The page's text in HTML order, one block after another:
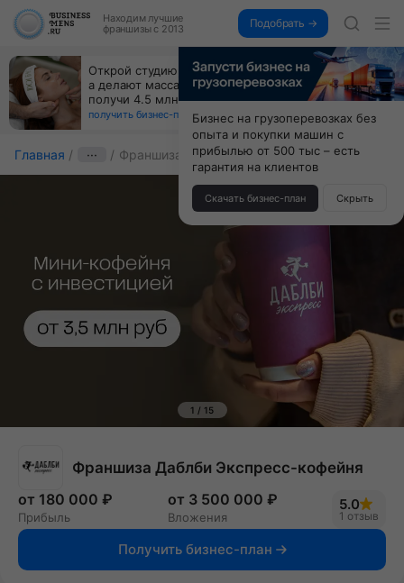
Находим лучшие
франшизы с 2013
Подобрать →
За 90 тыс. открой магазин на Авито, дома ни
коробок, ни товара, ни склада, зато каждый месяц
+125 тыс. чистыми
получить бизнес-план ↓
Главная ··· Франшиза Даблби Экспресс
1 / 15
Франшиза Даблби Экспресс-кофейня
от 180 000 ₽
Прибыль
от 3 500 000 ₽
Вложения
5.0
1 отзыв
Получить бизнес-план
Бизнес на грузоперевозках без
опыта и покупки машин с
прибылью от 500 тыс – есть
гарантия на клиентов
Скачать бизнес-план Скрыть